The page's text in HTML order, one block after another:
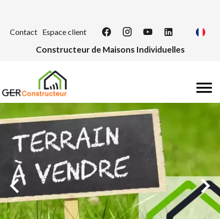
Contact Espace client
Constructeur de Maisons Individuelles